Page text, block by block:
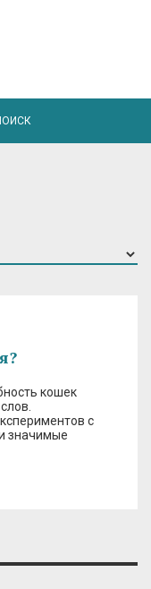
кошек
с
значимые